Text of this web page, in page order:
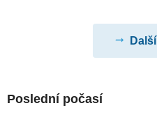
Poslední počasí